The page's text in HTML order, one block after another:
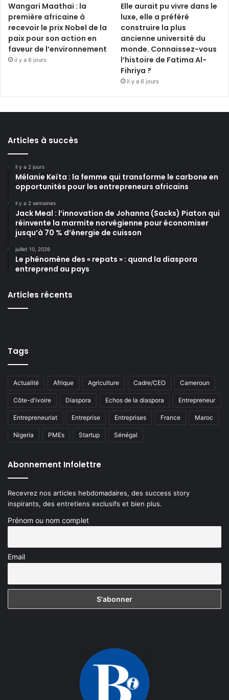
Wangari Maathai : la
première africaine à
recevoir le prix Nobel de la
paix pour son action en
faveur de l’environnement
il y a 6 jours
Elle aurait pu vivre dans le
luxe, elle a préféré
construire la plus
ancienne université du
monde. Connaissez-vous
l’histoire de Fatima Al-
Fihriya ?
il y a 6 jours
Articles à succès
il y a 2 jours
Mélanie Keïta : la femme qui transforme le carbone en
opportunités pour les entrepreneurs africains
il y a 2 semaines
Jack Meal : l’innovation de Johanna (Sacks) Piaton qui
réinvente la marmite norvégienne pour économiser
jusqu’à 70 % d’énergie de cuisson
juillet 10, 2026
Le phénomène des « repats » : quand la diaspora
entreprend au pays
Articles récents
Tags
Actualité Afrique Agriculture Cadre/CEO Cameroun
Côte-d'ivoire Diaspora Echos de la diaspora Entrepreneur
Entrepreneuriat Entreprise Entreprises France Maroc
Nigeria PMEs Startup Sénégal
Abonnement Infolettre
Recevrez nos articles hebdomadaires, des success story
inspirants, des entretiens exclusifs et bien plus.
Prénom ou nom complet
Email